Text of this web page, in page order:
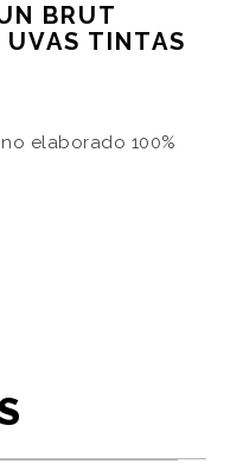
BRUT
UVAS TINTAS
elaborado 100%